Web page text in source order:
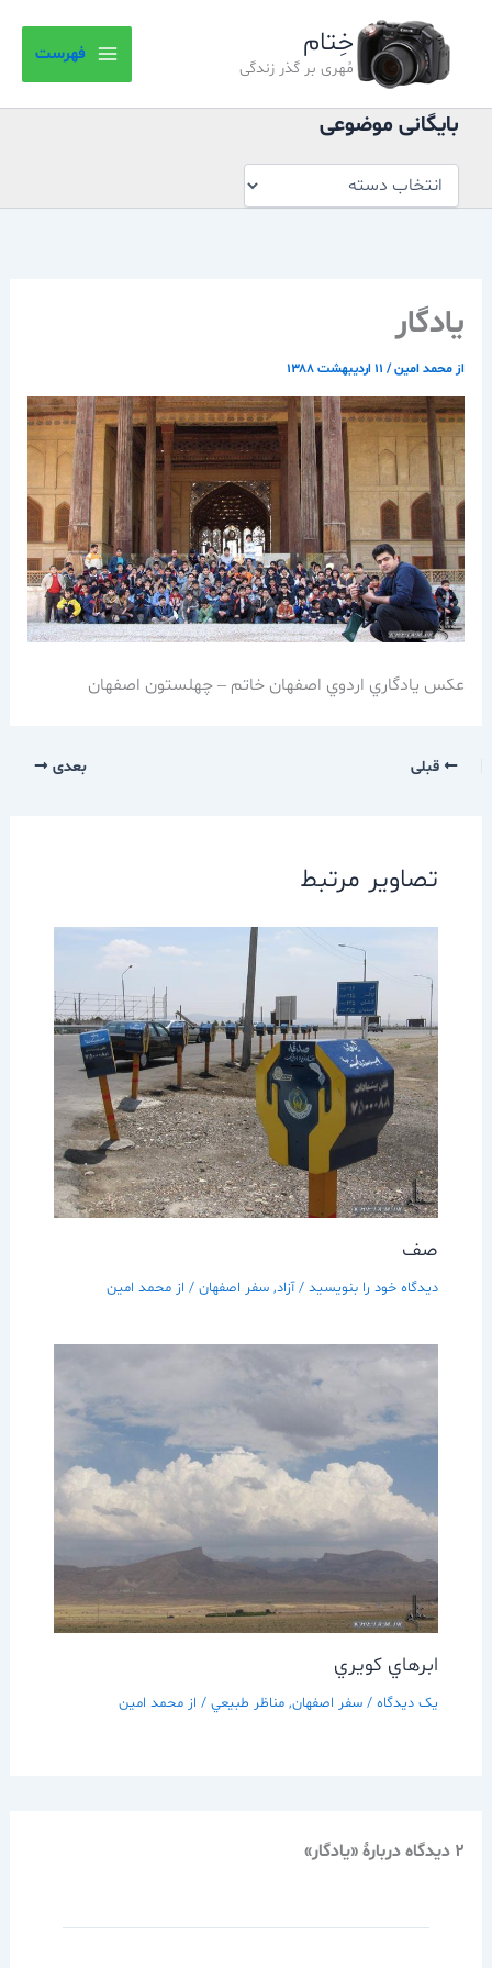
خِتام
مُهری بر گذر زندگی
فهرست
بایگانی موضوعی
موضوعی
يادگار
از محمد امین/ ۱۱ اردیبهشت ۱۳۸۸
عكس يادگاري اردوي اصفهان خاتم – چهلستون اصفهان
قبلی بعدی
تصاویر مرتبط
صف
دیدگاه‌ خود را بنویسید /آزاد, سفر اصفهان/ از محمد امین
ابرهاي كويري
یک دیدگاه / سفر اصفهان, مناظر طبيعي/ از محمد امین
2 دیدگاه دربارهٔ «يادگار»